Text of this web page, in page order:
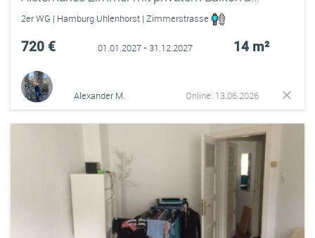
2er WG | Hamburg Uhlenhorst | Zimmerstrasse
720 € 01.01.2027 - 31.12.2027 14 m²
Alexander M. Online: 13.06.2026